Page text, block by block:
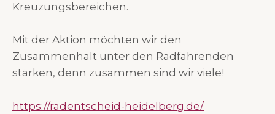
Kreuzungsbereichen.
Mit der Aktion möchten wir den
Zusammenhalt unter den Radfahrenden
stärken, denn zusammen sind wir viele!
https://radentscheid-heidelberg.de/